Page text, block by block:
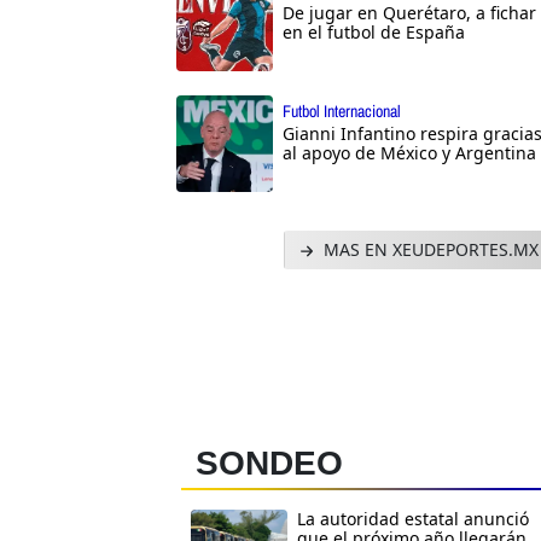
De jugar en Querétaro, a fichar
en el futbol de España
Futbol Internacional
Gianni Infantino respira gracias
al apoyo de México y Argentina
MAS EN XEUDEPORTES.MX
SONDEO
La autoridad estatal anunció